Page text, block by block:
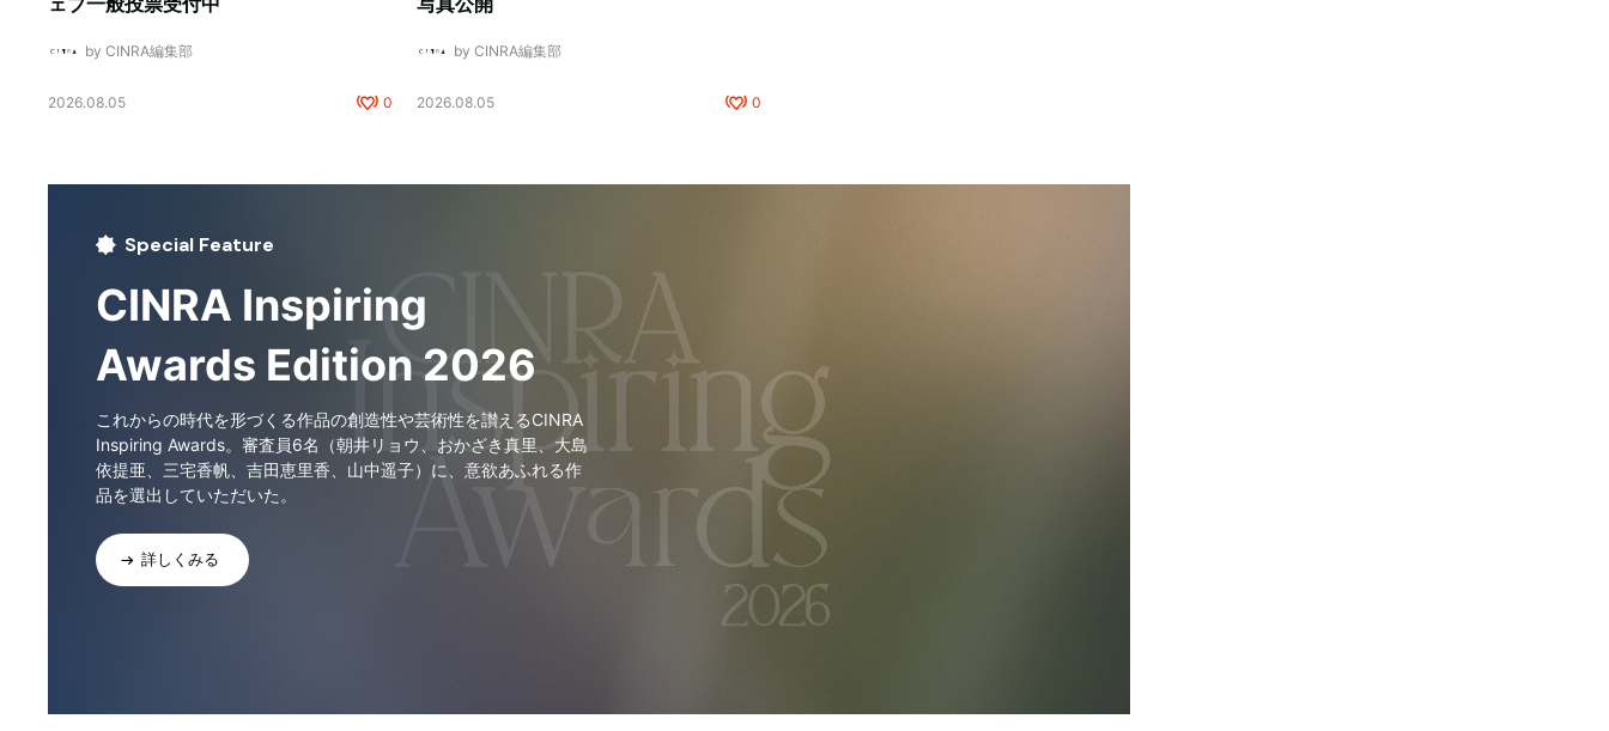
by CINRA編集部
2026.08.05 0
by CINRA編集部
2026.08.05 0
Special Feature
CINRA Inspiring
Awards Edition 2026
これからの時代を形づくる作品の創造性や芸術性を讃えるCINRA
Inspiring Awards。審査員6名（朝井リョウ、おかざき真里、大島
依提亜、三宅香帆、吉田恵里香、山中遥子）に、意欲あふれる作
品を選出していただいた。
詳しくみる